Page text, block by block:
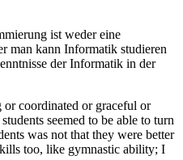
ist weder eine
man kann Informatik studieren
der Informatik in der
coordinated or graceful or
seemed to be able to turn
was not that they were better
too, like gymnastic ability; I